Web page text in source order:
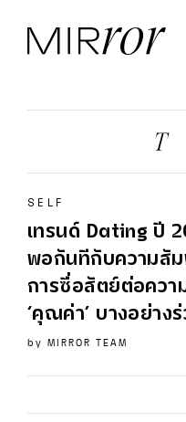
SELF
เทรนด์ Dating ปี
พอกันทีกับความสัม
การซื่อสัตย์ต่อควา
‘คุณค่า’ บางอย่าง
by MIRROR TEAM